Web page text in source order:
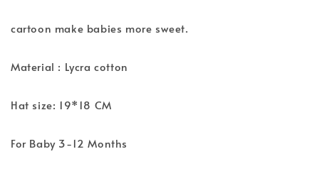
cartoon make babies more sweet.
Material : Lycra cotton
Hat size: 19*18 CM
For Baby 3-12 Months